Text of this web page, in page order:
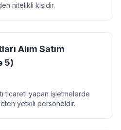
nitelikli kişidir.
Alım Satım
5)
ticareti yapan işletmelerde
yetkili personeldir.